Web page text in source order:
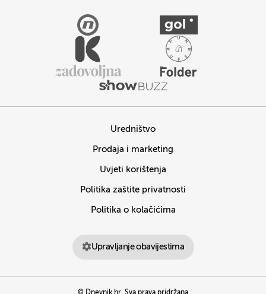
Uredništvo
Prodaja i marketing
Uvjeti korištenja
Politika zaštite privatnosti
Politika o kolačićima
Upravljanje obavijestima